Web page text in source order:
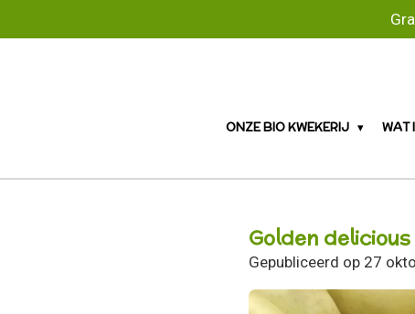
direct
ONZE BIO KWEKERIJ WAT
Golden
Gepubliceerd op 27